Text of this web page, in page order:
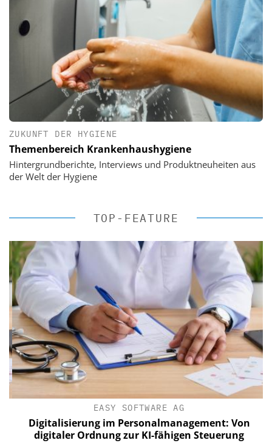
ZUKUNFT DER HYGIENE
Themenbereich Krankenhaushygiene
Hintergrundberichte, Interviews und Produktneuheiten aus
der Welt der Hygiene
TOP-FEATURE
EASY SOFTWARE AG
Digitalisierung im Personalmanagement: Von
digitaler Ordnung zur KI-fähigen Steuerung